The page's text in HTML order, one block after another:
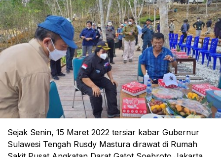
Sejak Senin, 15 Maret 2022 tersiar kabar Gubernur
Sulawesi Tengah Rusdy Mastura dirawat di Rumah